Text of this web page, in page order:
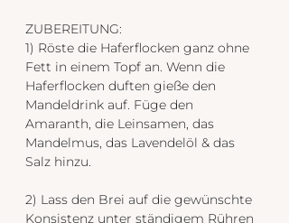
ZUBEREITUNG:
1) Röste die Haferflocken ganz ohne
Fett in einem Topf an. Wenn die
Haferflocken duften gieße den
Mandeldrink auf. Füge den
Amaranth, die Leinsamen, das
Mandelmus, das Lavendelöl & das
Salz hinzu.
2) Lass den Brei auf die gewünschte
Konsistenz unter ständigem Rühren